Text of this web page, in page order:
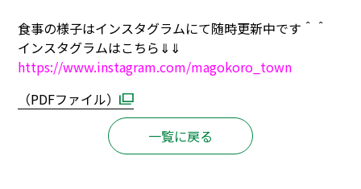
食事の様子はインスタグラムにて随時更新中です＾＾
インスタグラムはこちら⇓⇓
https://www.instagram.com/magokoro_town
（PDFファイル）
一覧に戻る